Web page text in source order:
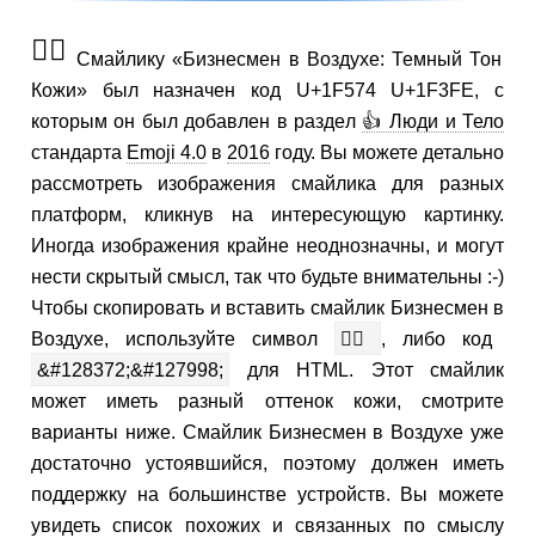
🕴🏾 Смайлику «Бизнесмен в Воздухе: Темный Тон
Кожи» был назначен код U+1F574 U+1F3FE, с
которым он был добавлен в раздел 👍 Люди и Тело
стандарта Emoji 4.0в 2016 году. Вы можете детально
рассмотреть изображения смайлика для разных
платформ, кликнув на интересующую картинку.
Иногда изображения крайне неоднозначны, и могут
нести скрытый смысл, так что будьте внимательны :-)
Чтобы скопировать и вставить смайлик Бизнесмен в
Воздухе, используйте символ
🕴🏾
, либо код
&#128372;&#127998;
для HTML. Этот смайлик
может иметь разный оттенок кожи, смотрите
варианты ниже. Смайлик Бизнесмен в Воздухе уже
достаточно устоявшийся, поэтому должен иметь
поддержку на большинстве устройств. Вы можете
увидеть список похожих и связанных по смыслу